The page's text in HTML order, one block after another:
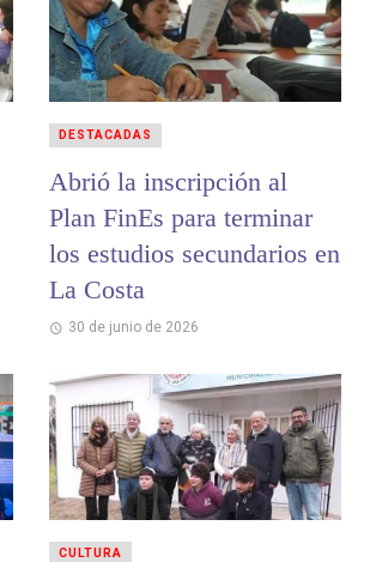
Abrió la inscripción al
Plan FinEs para terminar
los estudios secundarios en
La Costa
30 de junio de 2026
DESTACADAS
CULTURA